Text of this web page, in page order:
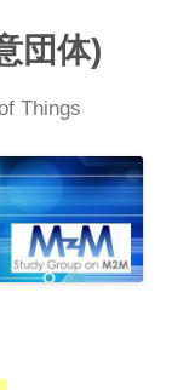
団体)
Things